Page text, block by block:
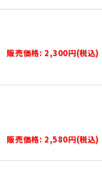
販売価格: 2,300円(税込)
販売価格: 2,580円(税込)